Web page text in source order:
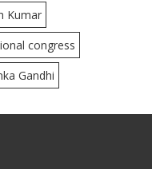
Kumar
congress
Gandhi